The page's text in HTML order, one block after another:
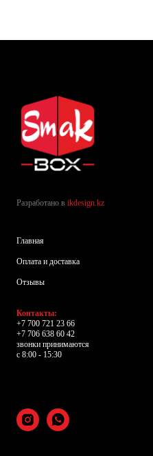
Разработано в ikdesign.kz
Главная
Оплата и доставка
Отзывы
Контакты:
+7 700 721 23 66
+7 706 638 60 42
звонки принимаются
с 8:00 - 15:30